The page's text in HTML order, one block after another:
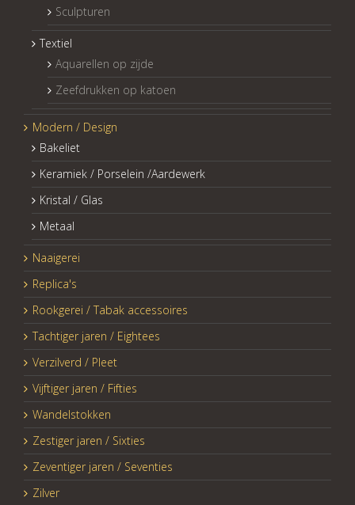
Sculpturen
Textiel
Aquarellen op zijde
Zeefdrukken op katoen
Modern / Design
Bakeliet
Keramiek / Porselein /Aardewerk
Kristal / Glas
Metaal
Naaigerei
Replica's
Rookgerei / Tabak accessoires
Tachtiger jaren / Eightees
Verzilverd / Pleet
Vijftiger jaren / Fifties
Wandelstokken
Zestiger jaren / Sixties
Zeventiger jaren / Seventies
Zilver